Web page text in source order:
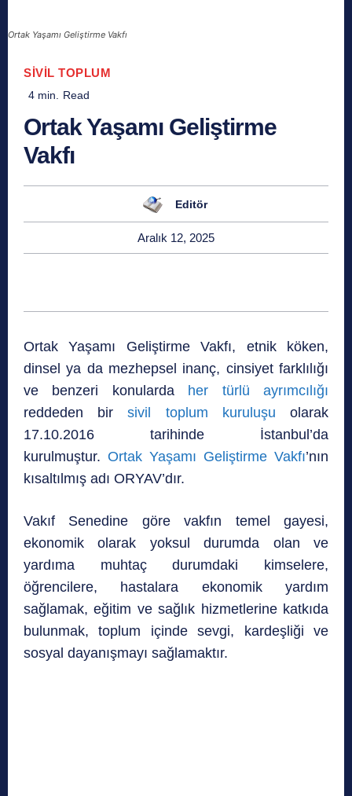
Ortak Yaşamı Geliştirme Vakfı
SIVIL TOPLUM
4 min. Read
Ortak Yaşamı Geliştirme
Vakfı
Editör
Aralık 12, 2025
Ortak Yaşamı Geliştirme Vakfı, etnik köken,
dinsel ya da mezhepsel inanç, cinsiyet farklılığı
ve benzeri konularda her türlü ayrımcılığı
reddeden birsivil toplum kuruluşu olarak
17.10.2016 tarihinde İstanbul’da
kurulmuştur. Ortak Yaşamı Geliştirme Vakfı’nın
kısaltılmış adı ORYAV’dır.
Vakıf Senedine göre vakfın temel gayesi,
ekonomik olarak yoksul durumda olan ve
yardıma muhtaç durumdaki kimselere,
öğrencilere, hastalara ekonomik yardım
sağlamak, eğitim ve sağlık hizmetlerine katkıda
bulunmak, toplum içinde sevgi, kardeşliği ve
sosyal dayanışmayı sağlamaktır.